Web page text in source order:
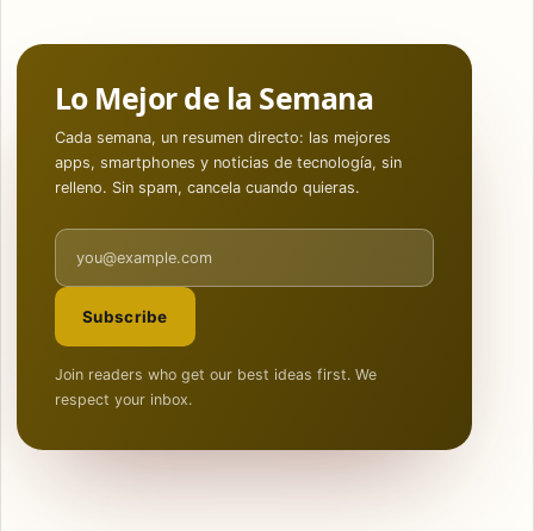
Lo Mejor de la Semana
Cada semana, un resumen directo: las mejores
apps, smartphones y noticias de tecnología, sin
relleno. Sin spam, cancela cuando quieras.
Email address
Subscribe
Join readers who get our best ideas first. We
respect your inbox.